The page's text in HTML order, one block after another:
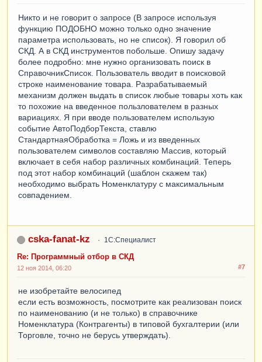
Никто и не говорит о запросе (В запросе используя
функцию ПОДОБНО можно только одно значение
параметра использовать, но не список). Я говорил об
СКД. А в СКД инструментов побольше. Опишу задачу
более подробно: мне нужно организовать поиск в
СправочникСписок. Пользователь вводит в поисковой
строке наименование товара. Разрабатываемый
механизм должен выдать в список любые товары хоть как
то похожие на введенное пользлователем в разных
вариациях. Я при вводе пользователем использую
событие АвтоПодборТекста, ставлю
СтандартнаяОбработка = Ложь и из введенных
пользователем символов составляю Массив, который
включает в себя набор различных комбинаций. Теперь
под этот набор комбинаций (шаблон скажем так)
необходимо выбрать Номенклатуру с максимальным
совпадением.
cska-fanat-kz 1С:Специалист
Re: Программный отбор в СКД
#7
12 ноя 2014, 06:20
не изобретайте велосипед
если есть возможность, посмотрите как реализован поиск
по наименованию (и не только) в справочнике
Номенклатура (Контрагенты) в типовой бухгалтерии (или
Торговле, точно не берусь утверждать).